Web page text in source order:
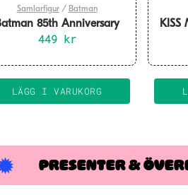
Samlarfigur/ Batman
85th Anniversary
POP! Deluxe Vinyl Figure
449 kr
LÄGG I VARUKORG
KISS
PRESENTER &